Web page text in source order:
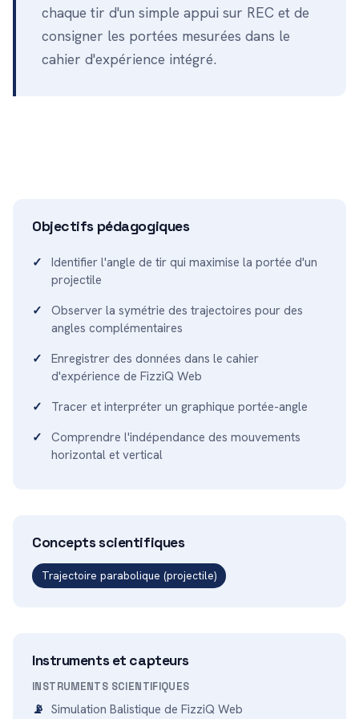
chaque tir d'un simple appui sur REC et de
consigner les portées mesurées dans le
cahier d'expérience intégré.
Objectifs pédagogiques
Identifier l'angle de tir qui maximise la portée d'un
projectile
Observer la symétrie des trajectoires pour des
angles complémentaires
Enregistrer des données dans le cahier
d'expérience de FizziQ Web
Tracer et interpréter un graphique portée-angle
Comprendre l'indépendance des mouvements
horizontal et vertical
Concepts scientifiques
Trajectoire parabolique (projectile)
Instruments et capteurs
INSTRUMENTS SCIENTIFIQUES
Simulation Balistique de FizziQ Web